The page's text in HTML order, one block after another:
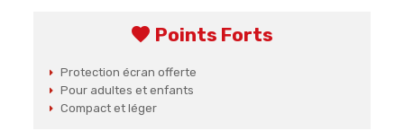
favorite Points Forts
Protection écran offerte
Pour adultes et enfants
Compact et léger